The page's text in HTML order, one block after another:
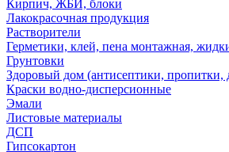
Кирпич, ЖБИ, блоки
Лакокрасочная продукция
Растворители
Герметики, клей, пена монтажная,
Грунтовки
Здоровый дом (антисептики, пропитки,
Краски водно-дисперсионные
Эмали
Листовые материалы
ДСП
Гипсокартон